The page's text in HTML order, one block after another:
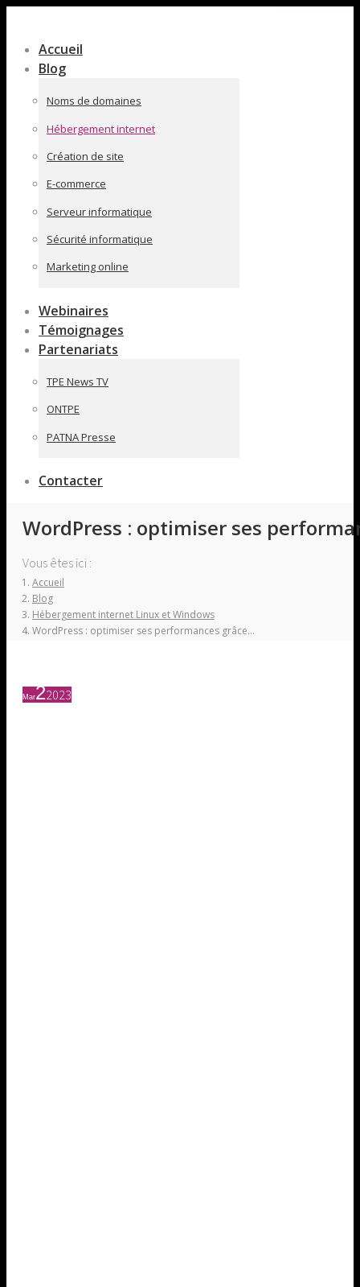
pleine
largeur
Accueil
Blog
Noms de domaines
Hébergement internet
Création de site
E-commerce
Serveur informatique
Sécurité informatique
Marketing online
Webinaires
Témoignages
Partenariats
TPE News TV
ONTPE
PATNA Presse
Contacter
WordPress : optimiser ses
Vous êtes ici :
Accueil
Blog
Hébergement internet Linux et Windows
WordPress : optimiser ses performances grâce…
Mar22023